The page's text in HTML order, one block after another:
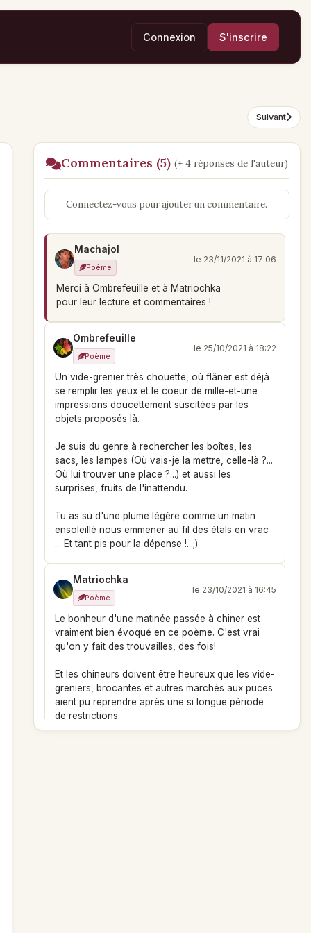
Connexion S'inscrire
Suivant
Commentaires (5) (+ 4 réponses de l'auteur)
Connectez-vous pour ajouter un commentaire.
Machajol
Poème
le 23/11/2021 à 17:06
Merci à Ombrefeuille et à Matriochka
pour leur lecture et commentaires !
Ombrefeuille
Poème
le 25/10/2021 à 18:22
Un vide-grenier très chouette, où flâner est déjà
se remplir les yeux et le coeur de mille-et-une
impressions doucettement suscitées par les
objets proposés là.
Je suis du genre à rechercher les boîtes, les
sacs, les lampes (Où vais-je la mettre, celle-là ?...
Où lui trouver une place ?...) et aussi les
surprises, fruits de l'inattendu.
Tu as su d'une plume légère comme un matin
ensoleillé nous emmener au fil des étals en vrac
... Et tant pis pour la dépense !...;)
Matriochka
Poème
le 23/10/2021 à 16:45
Le bonheur d'une matinée passée à chiner est
vraiment bien évoqué en ce poème. C'est vrai
qu'on y fait des trouvailles, des fois!
Et les chineurs doivent être heureux que les vide-
greniers, brocantes et autres marchés aux puces
aient pu reprendre après une si longue période
de restrictions.